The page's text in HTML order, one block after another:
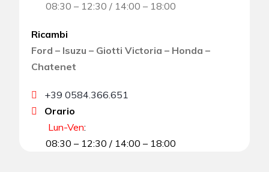
08:30 – 12:30 / 14:00 – 18:00
Ricambi
Ford – Isuzu – Giotti Victoria – Honda –
Chatenet
+39 0584.366.651
Orario
Lun-Ven:
08:30 – 12:30 / 14:00 – 18:00